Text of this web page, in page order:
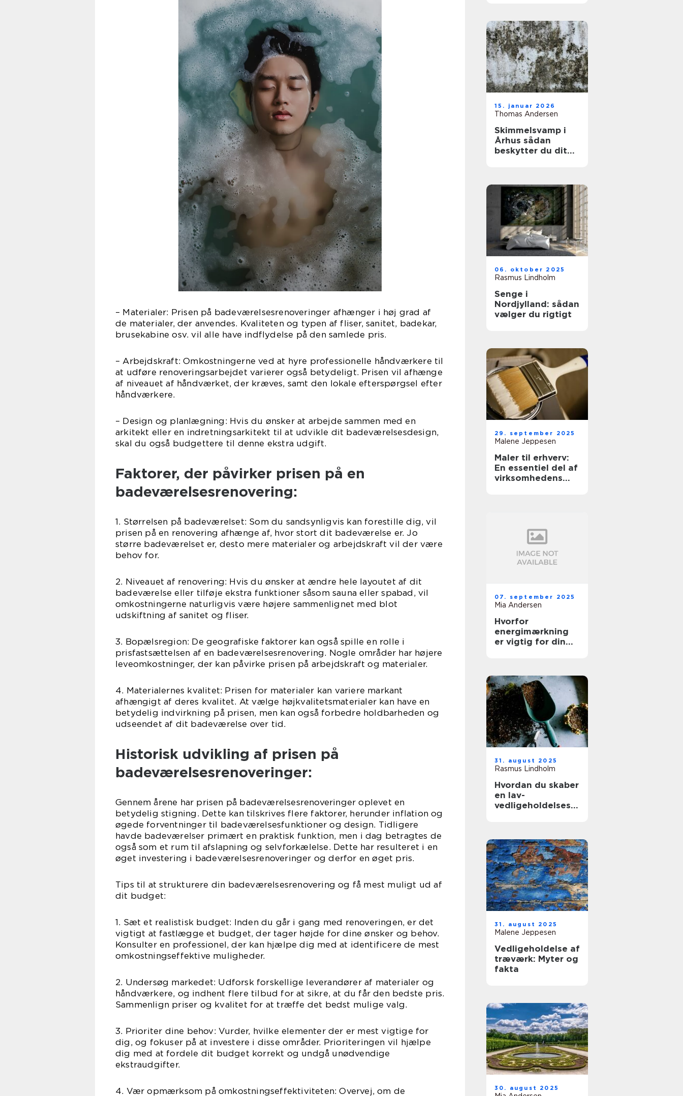
– Materialer: Prisen på badeværelsesrenoveringer afhænger i høj grad af
de materialer, der anvendes. Kvaliteten og typen af fliser, sanitet, badekar,
brusekabine osv. vil alle have indflydelse på den samlede pris.
– Arbejdskraft: Omkostningerne ved at hyre professionelle håndværkere til
at udføre renoveringsarbejdet varierer også betydeligt. Prisen vil afhænge
af niveauet af håndværket, der kræves, samt den lokale efterspørgsel efter
håndværkere.
– Design og planlægning: Hvis du ønsker at arbejde sammen med en
arkitekt eller en indretningsarkitekt til at udvikle dit badeværelsesdesign,
skal du også budgettere til denne ekstra udgift.
Faktorer, der påvirker prisen på en
badeværelsesrenovering:
1. Størrelsen på badeværelset: Som du sandsynligvis kan forestille dig, vil
prisen på en renovering afhænge af, hvor stort dit badeværelse er. Jo
større badeværelset er, desto mere materialer og arbejdskraft vil der være
behov for.
2. Niveauet af renovering: Hvis du ønsker at ændre hele layoutet af dit
badeværelse eller tilføje ekstra funktioner såsom sauna eller spabad, vil
omkostningerne naturligvis være højere sammenlignet med blot
udskiftning af sanitet og fliser.
3. Bopælsregion: De geografiske faktorer kan også spille en rolle i
prisfastsættelsen af en badeværelsesrenovering. Nogle områder har højere
leveomkostninger, der kan påvirke prisen på arbejdskraft og materialer.
4. Materialernes kvalitet: Prisen for materialer kan variere markant
afhængigt af deres kvalitet. At vælge højkvalitetsmaterialer kan have en
betydelig indvirkning på prisen, men kan også forbedre holdbarheden og
udseendet af dit badeværelse over tid.
Historisk udvikling af prisen på
badeværelsesrenoveringer:
Gennem årene har prisen på badeværelsesrenoveringer oplevet en
betydelig stigning. Dette kan tilskrives flere faktorer, herunder inflation og
øgede forventninger til badeværelsesfunktioner og design. Tidligere
havde badeværelser primært en praktisk funktion, men i dag betragtes de
også som et rum til afslapning og selvforkælelse. Dette har resulteret i en
øget investering i badeværelsesrenoveringer og derfor en øget pris.
Tips til at strukturere din badeværelsesrenovering og få mest muligt ud af
dit budget:
1. Sæt et realistisk budget: Inden du går i gang med renoveringen, er det
vigtigt at fastlægge et budget, der tager højde for dine ønsker og behov.
Konsulter en professionel, der kan hjælpe dig med at identificere de mest
omkostningseffektive muligheder.
2. Undersøg markedet: Udforsk forskellige leverandører af materialer og
håndværkere, og indhent flere tilbud for at sikre, at du får den bedste pris.
Sammenlign priser og kvalitet for at træffe det bedst mulige valg.
3. Prioriter dine behov: Vurder, hvilke elementer der er mest vigtige for
dig, og fokuser på at investere i disse områder. Prioriteringen vil hjælpe
dig med at fordele dit budget korrekt og undgå unødvendige
ekstraudgifter.
4. Vær opmærksom på omkostningseffektiviteten: Overvej, om de
15. januar 2026
Thomas Andersen
Skimmelsvamp i
Århus sådan
beskytter du dit
06. oktober 2025
Rasmus Lindholm
Senge i
Nordjylland: sådan
vælger du rigtigt
29. september 2025
Malene Jeppesen
Maler til erhverv:
En essentiel del af
virksomhedens
07. september 2025
Mia Andersen
Hvorfor
energimærkning
er vigtig for din
31. august 2025
Rasmus Lindholm
Hvordan du skaber
en lav-
vedligeholdelses
31. august 2025
Malene Jeppesen
Vedligeholdelse af
træværk: Myter og
fakta
30. august 2025